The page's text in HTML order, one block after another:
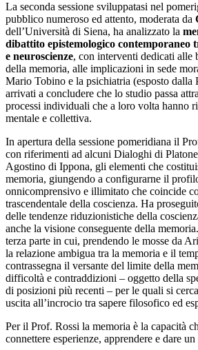
La seconda sessione sviluppatasi nel
pubblico numeroso ed attento, moderata da
dell’Università di Siena, ha analizzato la
dibattito epistemologico contemporaneo
e neuroscienze, con interventi dedicati alle
della memoria, alle implicazioni in sede
Mario Tobino e la psichiatria (esposto dalla
arrivati a concludere che lo studio passa
processi individuali che a loro volta hanno
mentale e collettiva.
In apertura della sessione pomeridiana il
con riferimenti ad alcuni Dialoghi di
Agostino di Ippona, gli elementi che
memoria, giungendo a configurarne il
onnicomprensivo e illimitato che coincide
trascendentale della coscienza. Ha
delle tendenze riduzionistiche della
anche la visione conseguente della
terza parte in cui, prendendo le mosse da
la relazione ambigua tra la memoria e il
contrassegna il versante del limite della
difficoltà e contraddizioni – oggetto della
di posizioni più recenti – per le quali si
uscita all’incrocio tra sapere filosofico ed
Per il Prof. Rossi la memoria è la capacità
connettere esperienze, apprendere e dare